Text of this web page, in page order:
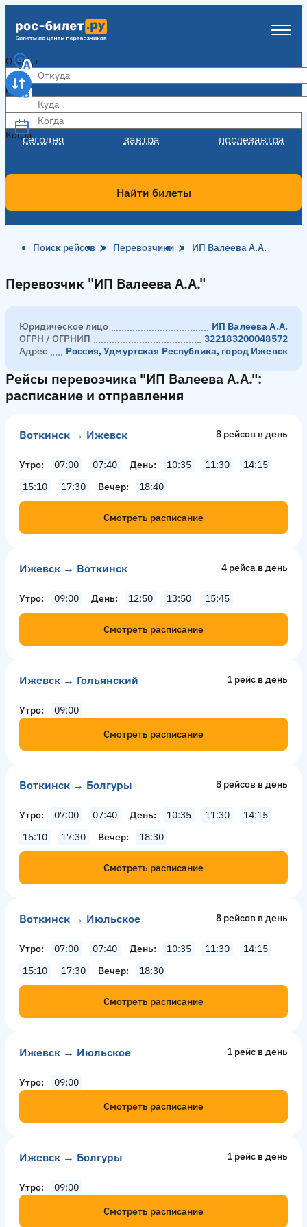
Откуда
Куда
Когда
сегодня завтра послезавтра
Когда
Найти билеты
Поиск рейсов Перевозчики ИП Валеева А.А.
Перевозчик "ИП Валеева А.А."
Перевозчик "ИП Валеева А.А."
Юридическое лицо
ИП Валеева А.А.
ОГРН / ОГРНИП
322183200048572
Адрес
Россия, Удмуртская Республика, город Ижевск
Рейсы перевозчика "ИП Валеева А.А.":
расписание и отправления
Воткинск → Ижевск 8 рейсов в день
Утро 07:00 07:40 День 10:35 11:30
14:15
15:10
17:30 Вечер 18:40
Смотреть расписание
Ижевск → Воткинск 4 рейсa в день
Утро 09:00 День 12:50 13:50 15:45
Смотреть расписание
Ижевск → Гольянский 1 рейс в день
Утро
09:00
Смотреть расписание
Воткинск → Болгуры 8 рейсов в день
Утро 07:00 07:40 День 10:35 11:30
14:15
15:10
17:30 Вечер 18:30
Смотреть расписание
Воткинск → Июльское 8 рейсов в день
Утро 07:00 07:40 День 10:35 11:30
14:15
15:10
17:30 Вечер 18:30
Смотреть расписание
Ижевск → Июльское 1 рейс в день
Утро
09:00
Смотреть расписание
Ижевск → Болгуры 1 рейс в день
Утро
09:00
Смотреть расписание